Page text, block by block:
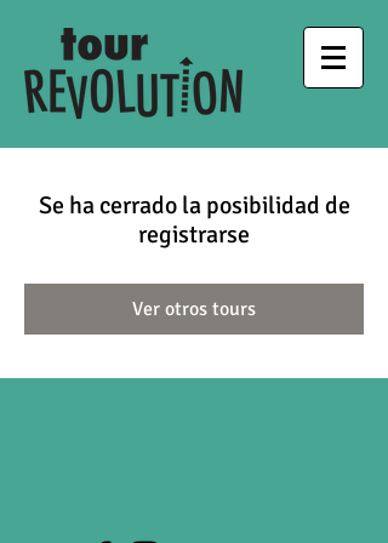
Se ha cerrado la posibilidad de
registrarse
Ver otros tours